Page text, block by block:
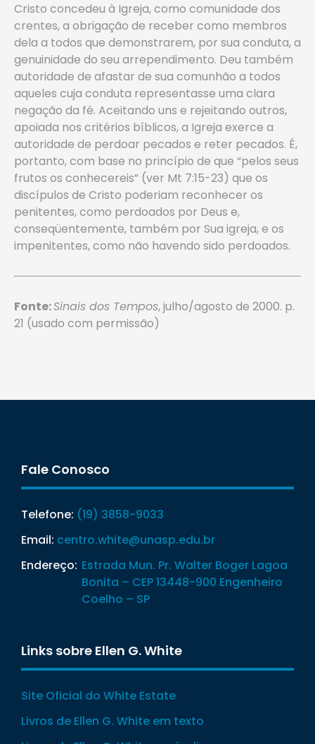
Cristo concedeu à Igreja, como comunidade dos
crentes, a obrigação de receber como membros
dela a todos que demonstrarem, por sua conduta, a
genuinidade do seu arrependimento. Deu também
autoridade de afastar de sua comunhão a todos
aqueles cuja conduta representasse uma clara
negação da fé. Aceitando uns e rejeitando outros,
apoiada nos critérios bíblicos, a Igreja exerce a
autoridade de perdoar pecados e reter pecados. É,
portanto, com base no princípio de que “pelos seus
frutos os conhecereis” (ver Mt 7:15-23) que os
discípulos de Cristo poderiam reconhecer os
penitentes, como perdoados por Deus e,
conseqüentemente, também por Sua igreja, e os
impenitentes, como não havendo sido perdoados.
Fonte:Sinais dos Tempos, julho/agosto de 2000. p.
21 (usado com permissão)
Fale Conosco
Telefone: (19) 3858-9033
Email: centro.white@unasp.edu.br
Endereço: Estrada Mun. Pr. Walter Boger Lagoa
Bonita – CEP 13448-900 Engenheiro
Coelho – SP
Links sobre Ellen G. White
Site Oficial do White Estate
Livros de Ellen G. White em texto